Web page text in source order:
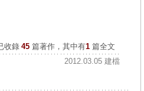
收錄 45 篇著作，其中有1篇全文
2012.03.05 建檔